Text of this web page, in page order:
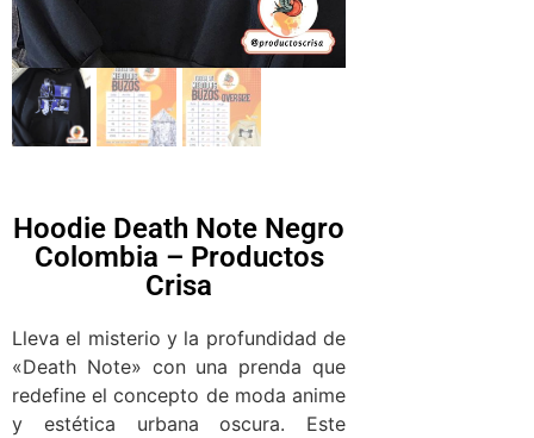
Hoodie Death Note Negro
Colombia – Productos
Crisa
Lleva el misterio y la profundidad de
«Death Note» con una prenda que
redefine el concepto de moda anime
y estética urbana oscura. Este